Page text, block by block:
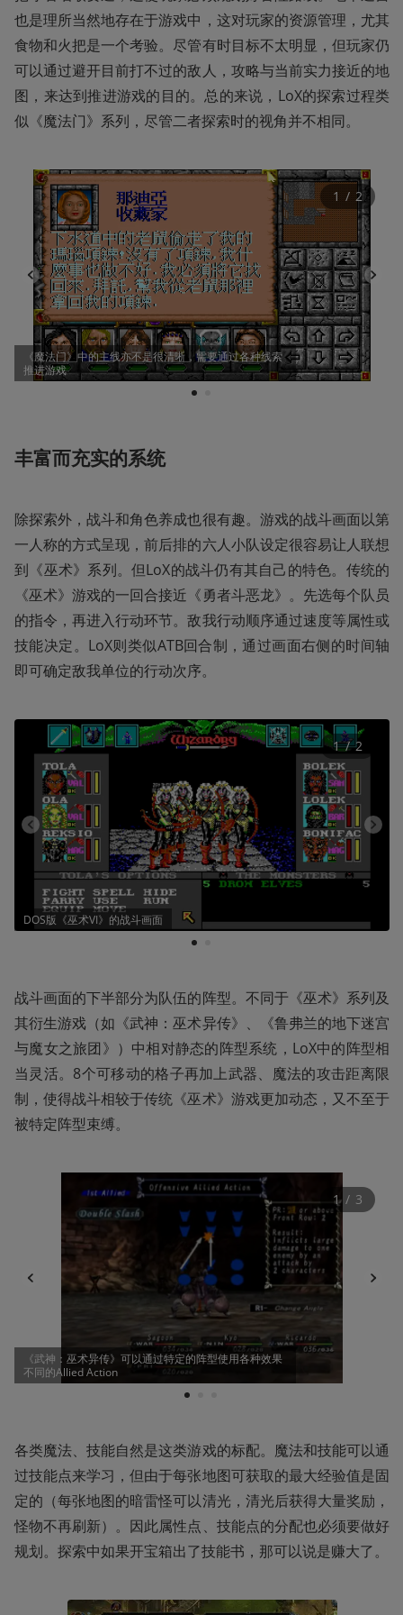
也是理所当然地存在于游戏中，这对玩家的资源管理，尤其
食物和火把是一个考验。尽管有时目标不太明显，但玩家仍
可以通过避开目前打不过的敌人，攻略与当前实力接近的地
图，来达到推进游戏的目的。总的来说，LoX的探索过程类
似《魔法门》系列，尽管二者探索时的视角并不相同。
《魔法门》中的主线亦不是很清晰，需要通过各种线索
推进游戏
1
1 / 2
丰富而充实的系统
除探索外，战斗和角色养成也很有趣。游戏的战斗画面以第
一人称的方式呈现，前后排的六人小队设定很容易让人联想
到《巫术》系列。但LoX的战斗仍有其自己的特色。传统的
《巫术》游戏的一回合接近《勇者斗恶龙》。先选每个队员
的指令，再进入行动环节。敌我行动顺序通过速度等属性或
技能决定。LoX则类似ATB回合制，通过画面右侧的时间轴
即可确定敌我单位的行动次序。
DOS版《巫术VI》的战斗画面
1
1 / 2
战斗画面的下半部分为队伍的阵型。不同于《巫术》系列及
其衍生游戏（如《武神：巫术异传》、《鲁弗兰的地下迷宫
与魔女之旅团》）中相对静态的阵型系统，LoX中的阵型相
当灵活。8个可移动的格子再加上武器、魔法的攻击距离限
制，使得战斗相较于传统《巫术》游戏更加动态，又不至于
被特定阵型束缚。
《武神：巫术异传》可以通过特定的阵型使用各种效果
不同的Allied Action
1
1 / 3
各类魔法、技能自然是这类游戏的标配。魔法和技能可以通
过技能点来学习，但由于每张地图可获取的最大经验值是固
定的（每张地图的暗雷怪可以清光，清光后获得大量奖励，
怪物不再刷新）。因此属性点、技能点的分配也必须要做好
规划。探索中如果开宝箱出了技能书，那可以说是赚大了。